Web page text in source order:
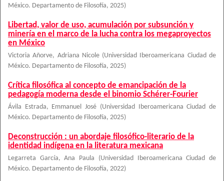
México. Departamento de Filosofía, 2025)
Libertad, valor de uso, acumulación por subsunción y
minería en el marco de la lucha contra los megaproyectos
en México
Victoria Añorve, Adriana Nicole (Universidad Iberoamericana Ciudad de
México. Departamento de Filosofía, 2025)
Crítica filosófica al concepto de emancipación de la
pedagogía moderna desde el binomio Schérer-Fourier
Ávila Estrada, Emmanuel José (Universidad Iberoamericana Ciudad de
México. Departamento de Filosofía, 2025)
Deconstrucción : un abordaje filosófico-literario de la
identidad indígena en la literatura mexicana
Legarreta García, Ana Paula (Universidad Iberoamericana Ciudad de
México. Departamento de Filosofía, 2022)